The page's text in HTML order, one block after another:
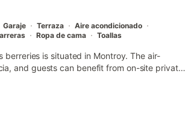
Garaje Terraza
Aire acondicionado
Ropa de cama Toallas
is situated in Montroy. The air-
and guests can benefit from on-site private